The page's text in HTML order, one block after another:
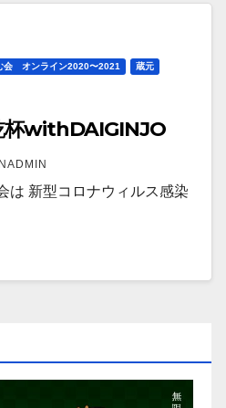
会 オンライン2020〜2021 蔵元
杯withDAIGINJO
は 新型コロナウィルス感染